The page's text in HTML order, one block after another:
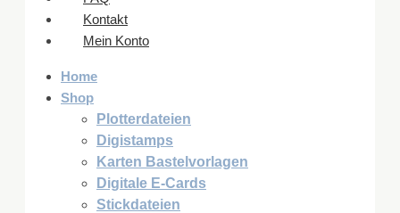
Kontakt
Mein Konto
Home
Shop
Plotterdateien
Digistamps
Karten Bastelvorlagen
Digitale E-Cards
Stickdateien